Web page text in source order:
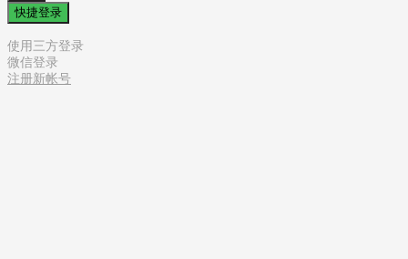
快捷登录
使用三方登录
微信登录
注册新帐号